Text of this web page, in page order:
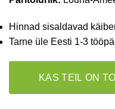
Hinnad sisaldavad
Tarne üle Eesti 1-3
KAS TEIL ON